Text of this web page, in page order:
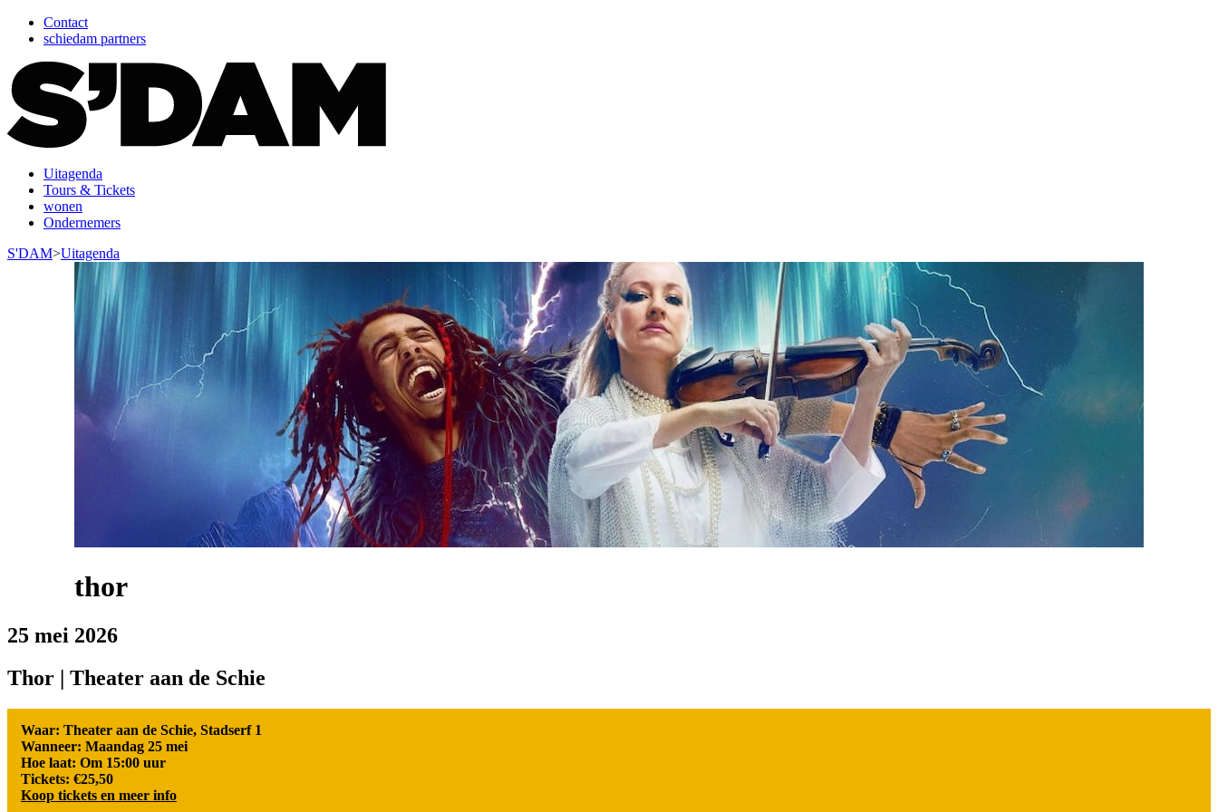
Contact
schiedam partners
Uitagenda
Tours & Tickets
wonen
Ondernemers
S'DAM>Uitagenda
thor
25 mei 2026
Thor | Theater aan de Schie
Waar: Theater aan de Schie, Stadserf 1
Wanneer: Maandag 25 mei
Hoe laat: Om 15:00 uur
Tickets: €25,50
Koop tickets en meer info